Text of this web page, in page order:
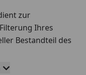
zur
Ihres
Bestandteil des
große